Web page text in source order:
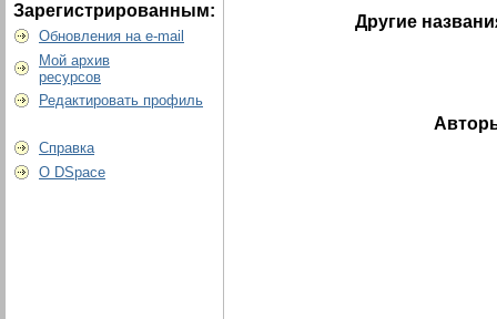
Зарегистрированным:
Обновления на e-mail
Мой архив
ресурсов
Редактировать профиль
Справка
О DSpace
Другие